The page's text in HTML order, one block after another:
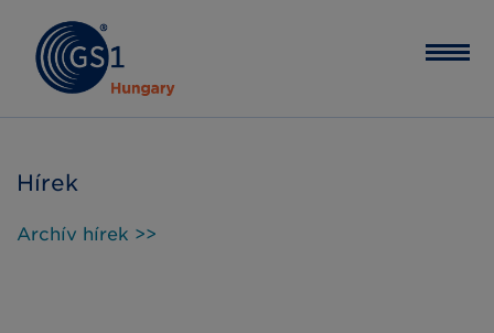
Hírek
Archív hírek >>